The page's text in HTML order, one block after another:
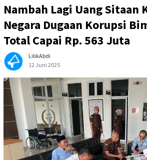
Nambah Lagi Uang Sitaan
Negara Dugaan Korupsi
Total Capai Rp. 563 Juta
LilikAbdi
12 Juni 2025